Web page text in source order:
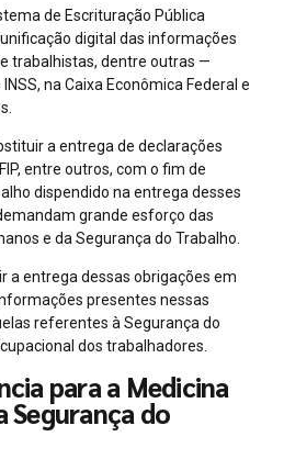
de Escrituração Pública
unificação digital das informações
trabalhistas, dentre outras —
na Caixa Econômica Federal e
a entrega de declarações
entre outros, com o fim de
dispendido na entrega desses
grande esforço das
e da Segurança do Trabalho.
a entrega dessas obrigações em
presentes nessas
referentes à Segurança do
dos trabalhadores.
para a Medicina
Segurança do